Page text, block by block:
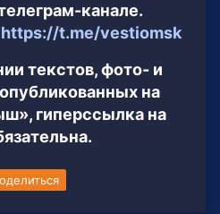
канале.
https://t.me/vestiomsk
текстов, фото- и
на
гиперссылка на